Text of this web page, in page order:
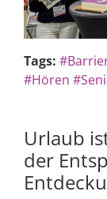
Tags:
#Hören
Urlaub
der